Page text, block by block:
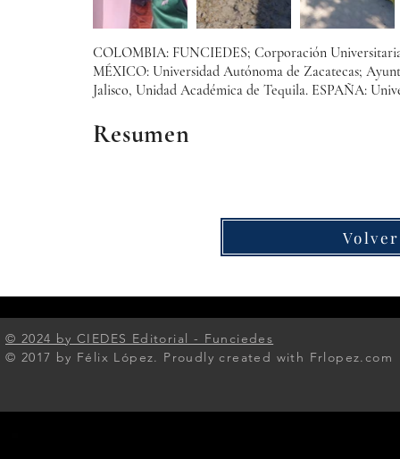
COLOMBIA: FUNCIEDES; Corporación
MÉXICO: Universidad Autónoma de Zacatecas;
Jalisco, Unidad Académica de Tequila. ESPAÑA:
Resumen
© 2024 by CIEDES Editorial - Funciedes​
© 2017 by Félix López. Proudly created with Frlopez.com